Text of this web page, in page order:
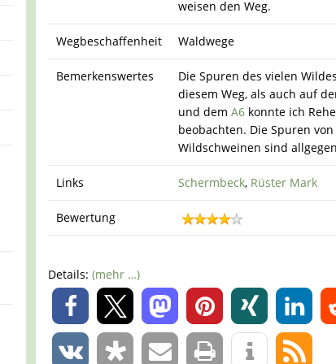
weisen den Weg.
Wegbeschaffenheit Waldwege
Bemerkenswertes
Die Spuren des vielen
diesem Weg, als auch auf
und demA6 konnte ich Rehe
beobachten. Die Spuren von
Wildschweinen sind
Links Schermbeck, Rüster Mark
Bewertung
Details:(mehr …)
0
0